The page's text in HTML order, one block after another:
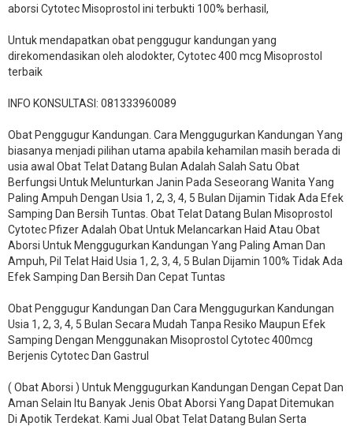
aborsi Cytotec Misoprostol ini terbukti 100% berhasil,
Untuk mendapatkan obat penggugur kandungan yang
direkomendasikan oleh alodokter, Cytotec 400 mcg Misoprostol
terbaik
INFO KONSULTASI: 081333960089
​Obat Penggugur Kandungan. Cara Menggugurkan Kandungan Yang
biasanya menjadi pilihan utama apabila kehamilan masih berada di
usia awal Obat Telat Datang Bulan Adalah Salah Satu Obat
Berfungsi Untuk Melunturkan Janin Pada Seseorang Wanita Yang
Paling Ampuh Dengan Usia 1, 2, 3, 4, 5 Bulan Dijamin Tidak Ada Efek
Samping Dan Bersih Tuntas. Obat Telat Datang Bulan Misoprostol
Cytotec Pfizer Adalah Obat Untuk Melancarkan Haid Atau Obat
Aborsi Untuk Menggugurkan Kandungan Yang Paling Aman Dan
Ampuh, Pil Telat Haid Usia 1, 2, 3, 4, 5 Bulan Dijamin 100% Tidak Ada
Efek Samping Dan Bersih Dan Cepat Tuntas
Obat Penggugur Kandungan Dan Cara Menggugurkan Kandungan
Usia 1, 2, 3, 4, 5 Bulan Secara Mudah Tanpa Resiko Maupun Efek
Samping Dengan Menggunakan Misoprostol Cytotec 400mcg
Berjenis Cytotec Dan Gastrul
( Obat Aborsi ) Untuk Menggugurkan Kandungan Dengan Cepat Dan
Aman Selain Itu Banyak Jenis Obat Aborsi Yang Dapat Ditemukan
Di Apotik Terdekat. Kami Jual Obat Telat Datang Bulan Serta